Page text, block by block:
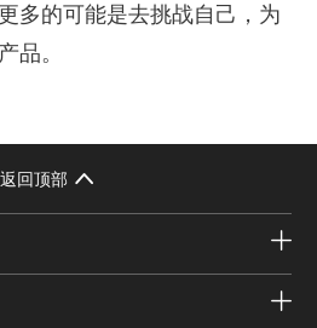
多的可能是去挑战自己，为
品。
返回顶部